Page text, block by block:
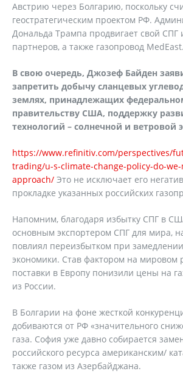
Австрию через Болгарию, поскольку
геостратегическим проектом РФ.
Дональда Трампа продвигает свой СПГ
партнеров, а также газопровод MedEast.
В свою очередь, Джозеф Байден
запретить добычу сланцевых
землях, принадлежащих
правительству США, поддержку
технологий – солнечной и ветровой
https://www.refinitiv.com/perspectives/
trading/u-s-climate-change-policy-do-
approach/ Это не исключает его
прокладке указанных российских
Напомним, благодаря избытку СПГ в
основным экспортером СПГ для мира,
повлиял переизбытком при
экономики. Став фактором на мировом
поставки в Европу понизили цены на
из России.
В Болгарии на фоне жесткой
добиваются от РФ «значительного
газа. София уже давно собирается
российского ресурса американским/
также газом из Азербайджана.